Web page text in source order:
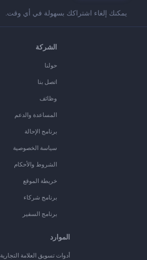
يمكنك إلغاء اشتراكك بسهولة في أي وقت.
الشركة
حولنا
اتصل بنا
وظائف
المساعدة والدعم
برنامج الإحالة
سياسة الخصوصية
الشروط والأحكام
خريطة الموقع
برنامج شركاء
برنامج السفير
الموارد
أدوات تسويق العلامة التجارية